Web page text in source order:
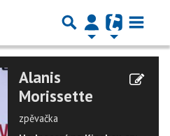
Alanis
Morissette
zpěvačka